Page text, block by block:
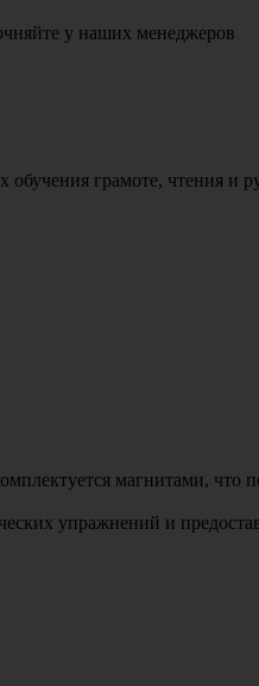
у наших менеджеров
грамоте, чтения и
магнитами, что
упражнений и